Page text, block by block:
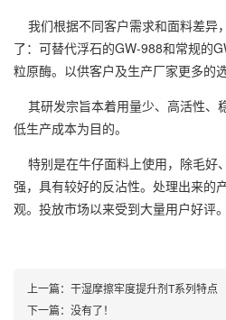
我们根据不同客户需求和面料差异
了：可替代浮石的GW-988和常规的
粒原酶。以供客户及生产厂家更多的
其研发宗旨本着用量少、高活性、
低生产成本为目的。
特别是在牛仔面料上使用，除毛好
强，具有较好的反沾性。处理出来的
观。投放市场以来受到大量用户好评。
上一篇： 干湿摩擦牢度提升剂T系列特点
下一篇： 没有了！